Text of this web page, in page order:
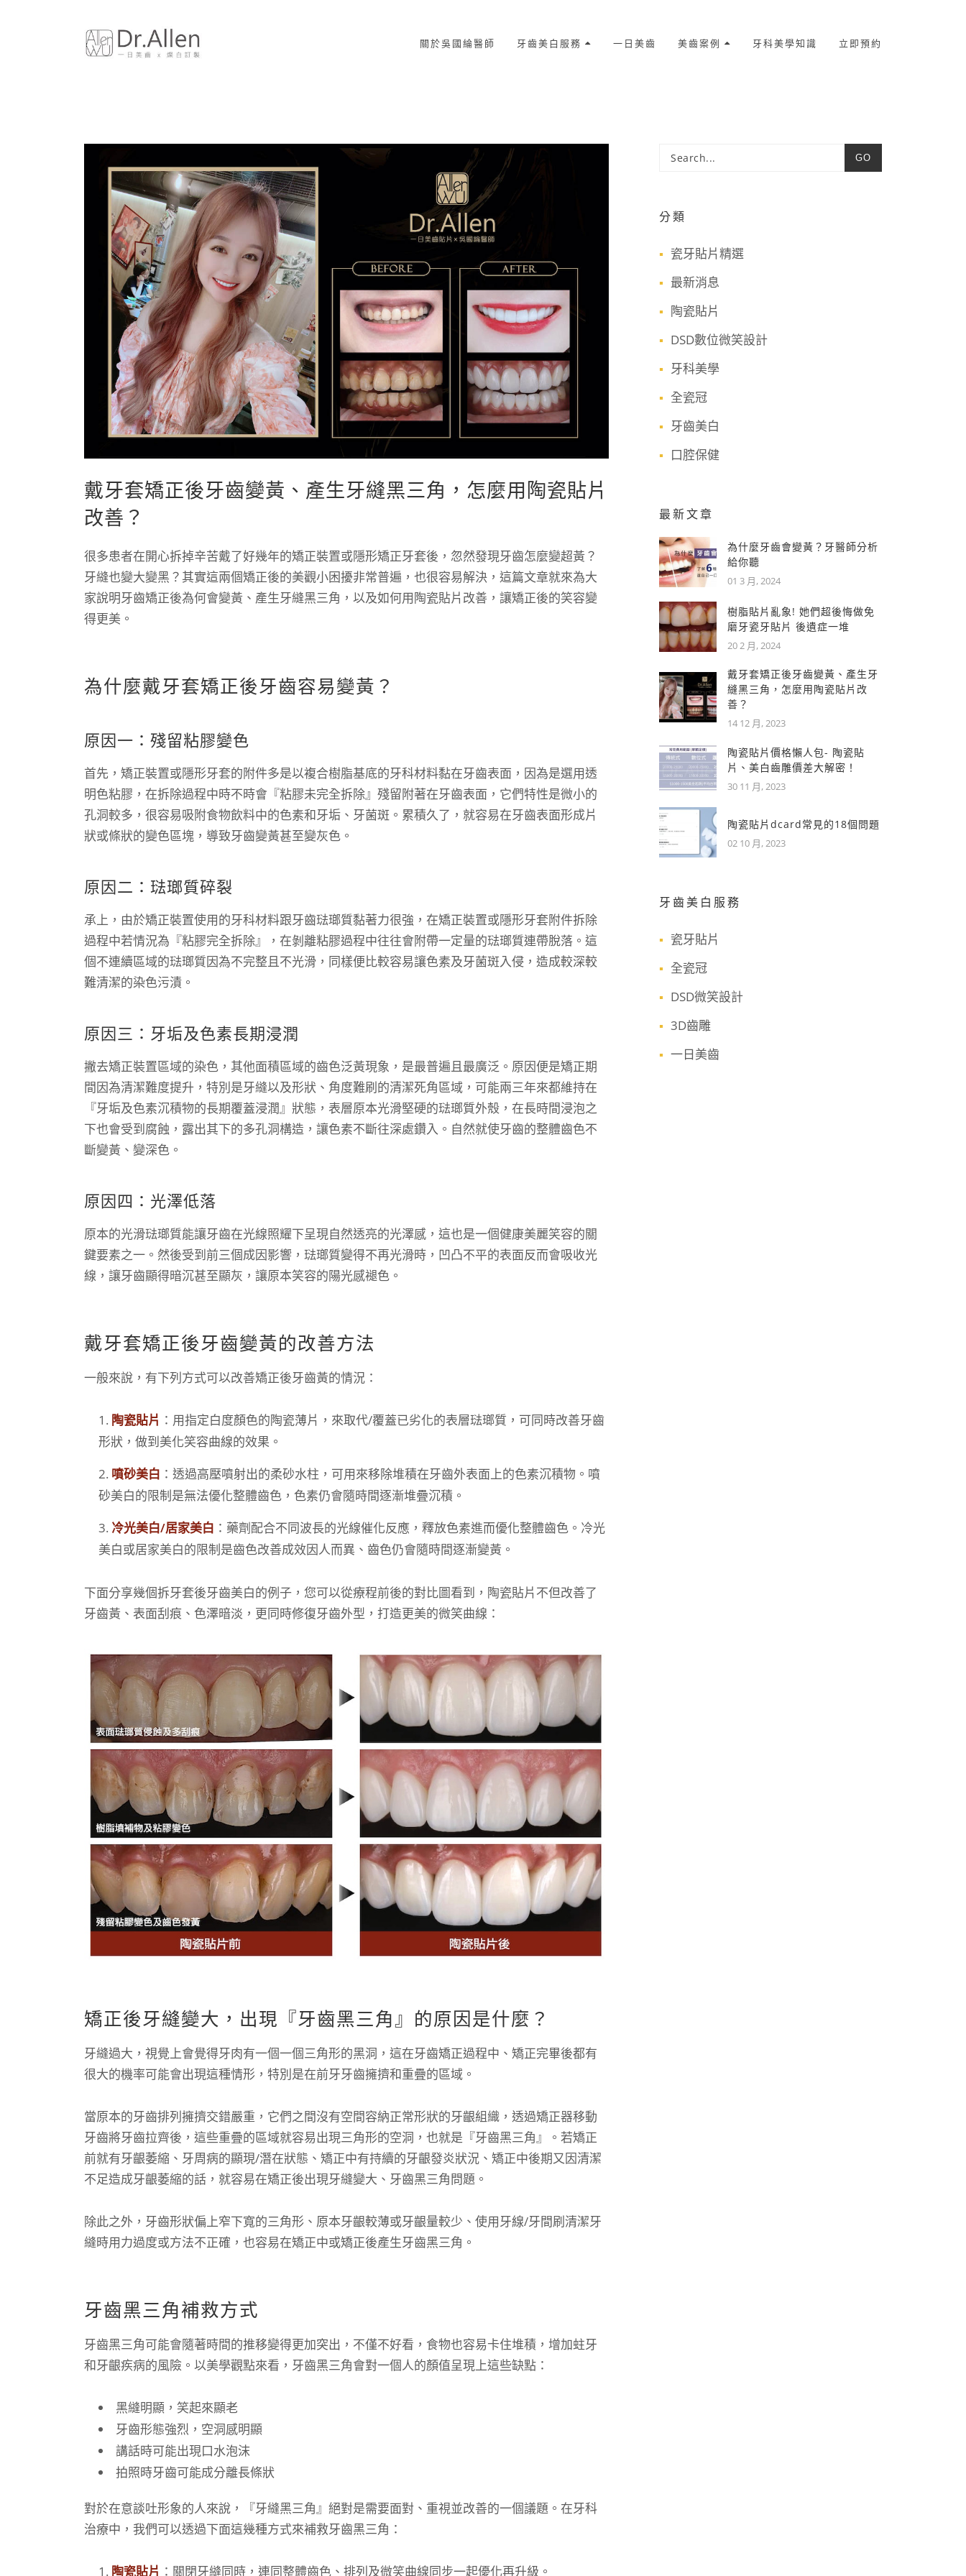
關於吳國綸醫師 牙齒美白服務 一日美齒 美齒案例 牙科美學知識 立即預約
戴牙套矯正後牙齒變黃、產生牙縫黑三角，怎麼用陶瓷貼片
改善？
很多患者在開心拆掉辛苦戴了好幾年的矯正裝置或隱形矯正牙套後，忽然發現牙齒怎麼變超黃？
牙縫也變大變黑？ 其實這兩個矯正後的美觀小困擾非常普遍，也很容易解決，這篇文章就來為大
家說明牙齒矯正後為何會變黃、產生牙縫黑三角，以及如何用陶瓷貼片改善，讓矯正後的笑容變
得更美。
為什麼戴牙套矯正後牙齒容易變黃？
原因一：殘留粘膠變色
首先，矯正裝置或隱形牙套的附件多是以複合樹脂基底的牙科材料黏在牙齒表面，因為是選用透
明色粘膠，在拆除過程中時不時會『粘膠未完全拆除』殘留附著在牙齒表面，它們特性是微小的
孔洞較多，很容易吸附食物飲料中的色素和牙垢、牙菌斑。累積久了，就容易在牙齒表面形成片
狀或條狀的變色區塊，導致牙齒變黃甚至變灰色。
原因二：琺瑯質碎裂
承上，由於矯正裝置使用的牙科材料跟牙齒琺瑯質黏著力很強，在矯正裝置或隱形牙套附件拆除
過程中若情況為『粘膠完全拆除』，在剝離粘膠過程中往往會附帶一定量的琺瑯質連帶脫落。這
個不連續區域的琺瑯質因為不完整且不光滑，同樣便比較容易讓色素及牙菌斑入侵，造成較深較
難清潔的染色污漬。
原因三：牙垢及色素長期浸潤
撇去矯正裝置區域的染色，其他面積區域的齒色泛黃現象，是最普遍且最廣泛。原因便是矯正期
間因為清潔難度提升，特別是牙縫以及形狀、角度難刷的清潔死角區域，可能兩三年來都維持在
『牙垢及色素沉積物的長期覆蓋浸潤』狀態，表層原本光滑堅硬的琺瑯質外殼，在長時間浸泡之
下也會受到腐蝕，露出其下的多孔洞構造，讓色素不斷往深處鑽入。自然就使牙齒的整體齒色不
斷變黃、變深色。
原因四：光澤低落
原本的光滑琺瑯質能讓牙齒在光線照耀下呈現自然透亮的光澤感，這也是一個健康美麗笑容的關
鍵要素之一。然後受到前三個成因影響，琺瑯質變得不再光滑時，凹凸不平的表面反而會吸收光
線，讓牙齒顯得暗沉甚至顯灰，讓原本笑容的陽光感褪色。
戴牙套矯正後牙齒變黃的改善方法
一般來說，有下列方式可以改善矯正後牙齒黃的情況：
陶瓷貼片 ：用指定白度顏色的陶瓷薄片，來取代/覆蓋已劣化的表層琺瑯質，可同時改善牙齒
形狀，做到美化笑容曲線的效果。
噴砂美白 ：透過高壓噴射出的柔砂水柱，可用來移除堆積在牙齒外表面上的色素沉積物。噴
砂美白的限制是無法優化整體齒色，色素仍會隨時間逐漸堆疊沉積。
冷光美白/居家美白 ：藥劑配合不同波長的光線催化反應，釋放色素進而優化整體齒色。冷光
美白或居家美白的限制是齒色改善成效因人而異、齒色仍會隨時間逐漸變黃。
下面分享幾個拆牙套後牙齒美白的例子，您可以從療程前後的對比圖看到，陶瓷貼片不但改善了
牙齒黃、表面刮痕、色澤暗淡，更同時修復牙齒外型，打造更美的微笑曲線：
矯正後牙縫變大，出現『牙齒黑三角』的原因是什麼？
牙縫過大，視覺上會覺得牙肉有一個一個三角形的黑洞，這在牙齒矯正過程中、矯正完畢後都有
很大的機率可能會出現這種情形，特別是在前牙牙齒擁擠和重疊的區域。
當原本的牙齒排列擁擠交錯嚴重，它們之間沒有空間容納正常形狀的牙齦組織，透過矯正器移動
牙齒將牙齒拉齊後，這些重疊的區域就容易出現三角形的空洞，也就是『牙齒黑三角』。若矯正
前就有牙齦萎縮、牙周病的顯現/潛在狀態、矯正中有持續的牙齦發炎狀況、矯正中後期又因清潔
不足造成牙齦萎縮的話，就容易在矯正後出現牙縫變大、牙齒黑三角問題。
除此之外，牙齒形狀偏上窄下寬的三角形、原本牙齦較薄或牙齦量較少、使用牙線/牙間刷清潔牙
縫時用力過度或方法不正確，也容易在矯正中或矯正後產生牙齒黑三角。
牙齒黑三角補救方式
牙齒黑三角可能會隨著時間的推移變得更加突出，不僅不好看，食物也容易卡住堆積，增加蛀牙
和牙齦疾病的風險。以美學觀點來看，牙齒黑三角會對一個人的顏值呈現上這些缺點：
黑縫明顯，笑起來顯老
牙齒形態強烈，空洞感明顯
講話時可能出現口水泡沫
拍照時牙齒可能成分離長條狀
對於在意談吐形象的人來說，『牙縫黑三角』絕對是需要面對、重視並改善的一個議題。在牙科
治療中，我們可以透過下面這幾種方式來補救牙齒黑三角：
陶瓷貼片 ：關閉牙縫同時，連同整體齒色、排列及微笑曲線同步一起優化再升級。
GO
分類
瓷牙貼片精選
最新消息
陶瓷貼片
DSD數位微笑設計
牙科美學
全瓷冠
牙齒美白
口腔保健
最新文章
為什麼牙齒會變黃？牙醫師分析
給你聽
01 3 月, 2024
樹脂貼片亂象! 她們超後悔做免
磨牙瓷牙貼片 後遺症一堆
20 2 月, 2024
戴牙套矯正後牙齒變黃、產生牙
縫黑三角，怎麼用陶瓷貼片改
善？
14 12 月, 2023
陶瓷貼片價格懶人包- 陶瓷貼
片、美白齒雕價差大解密！
30 11 月, 2023
陶瓷貼片dcard常見的18個問題
02 10 月, 2023
牙齒美白服務
瓷牙貼片
全瓷冠
DSD微笑設計
3D齒雕
一日美齒